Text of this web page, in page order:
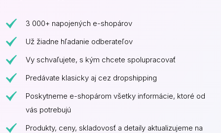
3 000+ napojených e-shopárov
Už žiadne hľadanie odberateľov
Vy schvaľujete, s kým chcete spolupracovať
Predávate klasicky aj cez dropshipping
Poskytneme e-shopárom všetky informácie, ktoré od
vás potrebujú
Produkty, ceny, skladovosť a detaily aktualizujeme na